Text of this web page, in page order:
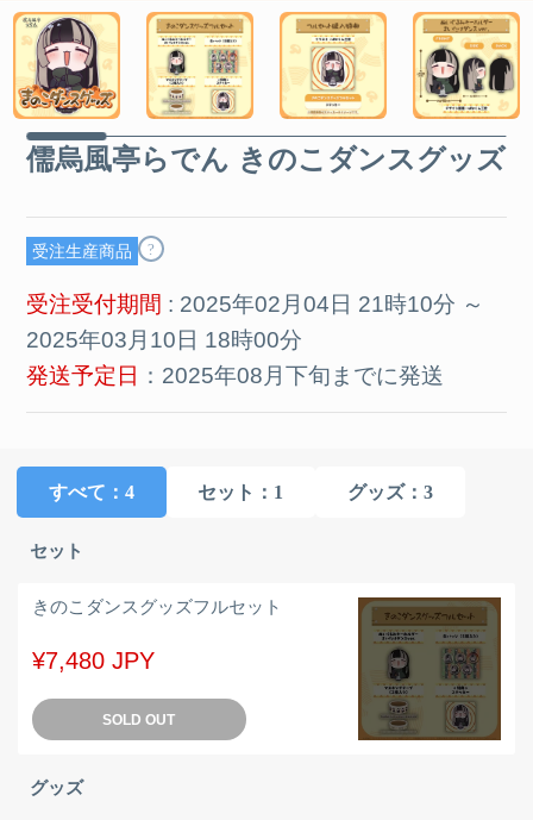
儒烏風亭らでん きのこダンスグッズ
受注生産商品 ?
受注受付期間 : 2025年02月04日 21時10分 ～
2025年03月10日 18時00分
発送予定日 ：2025年08月下旬までに発送
すべて ：4 セット ：1 グッズ：3
セット
きのこダンスグッズフルセット
¥7,480 JPY
SOLD OUT
グッズ